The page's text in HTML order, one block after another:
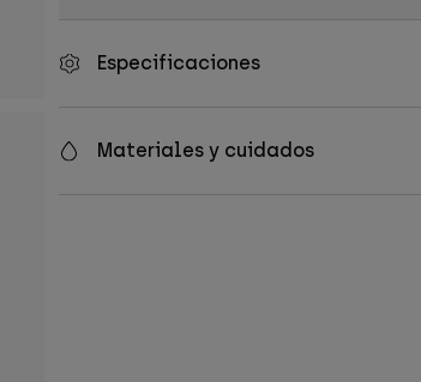
Especificaciones
Materiales y cuidados